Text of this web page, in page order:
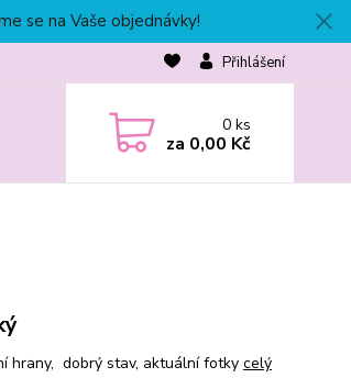
se na Vaše objednávky!
Přihlášení
0ks
za 0,00 Kč
hrany, dobrý stav, aktuální fotky celý